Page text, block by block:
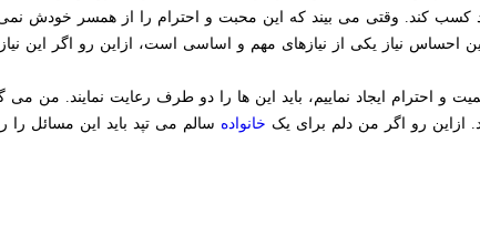
کسب کند. وقتی می بیند که این محبت و احترام را از همسر خودش
احساس نیاز یکی از نیازهای مهم و اساسی است، ازاین رو اگر این
و احترام ایجاد نماییم، باید این ها را دو طرف رعایت نمایند. من می
ازاین رو اگر من دلم برای یک خانواده سالم می تپد باید این مسائل را